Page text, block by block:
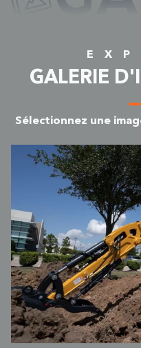
E X P
GALERIE
Sélectionnez une